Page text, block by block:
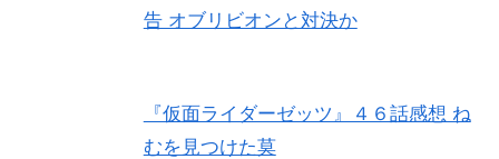
告 オブリビオンと対決か
『仮面ライダーゼッツ』４６話感想 ね
むを見つけた莫